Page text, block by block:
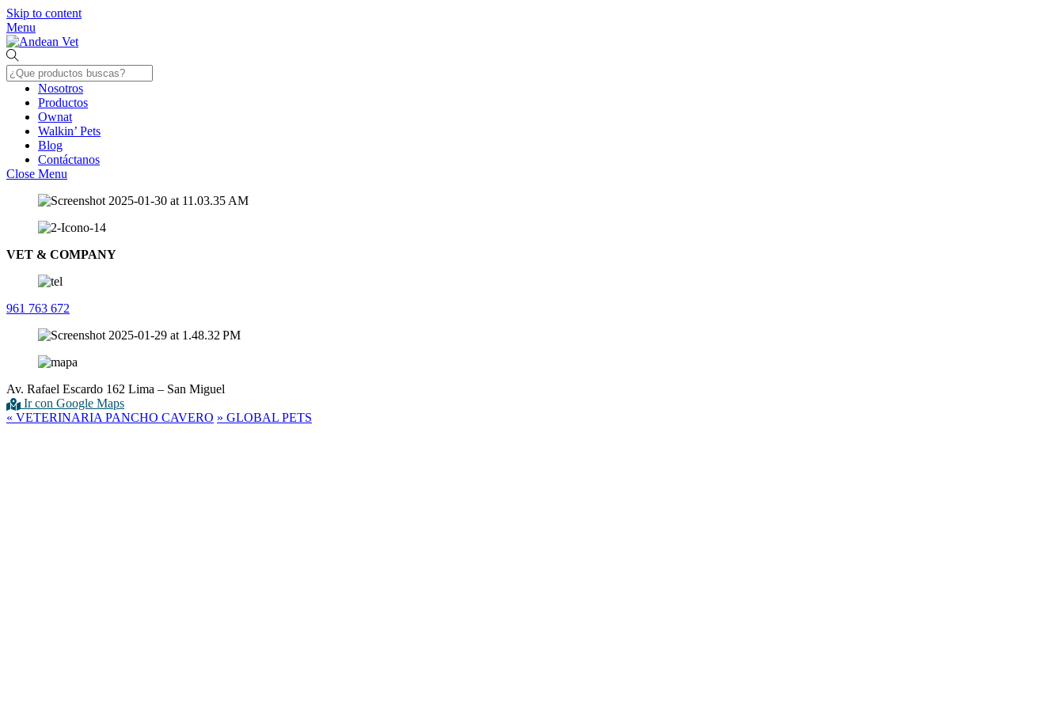
Skip to content
Menu
Nosotros
Productos
Ownat
Walkin’ Pets
Blog
Contáctanos
Close Menu
VET & COMPANY
961 763 672
Av. Rafael Escardo 162 Lima – San Miguel
Ir con Google Maps
« VETERINARIA PANCHO CAVERO » GLOBAL PETS